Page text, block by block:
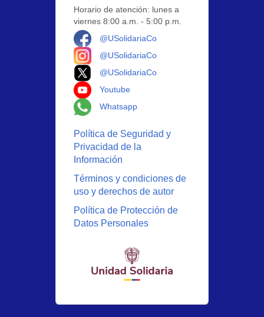
Horario de atención: lunes a
viernes 8:00 a.m. - 5:00 p.m.
@USolidariaCo
@USolidariaCo
@USolidariaCo
Youtube
Whatsapp
Política de Seguridad y
Privacidad de la
Información
Términos y condiciones de
uso y derechos de autor
Política de Protección de
Datos Personales